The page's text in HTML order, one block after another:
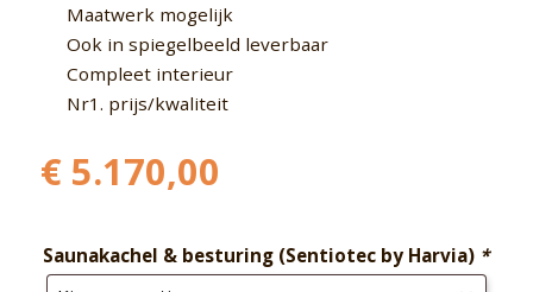
Maatwerk mogelijk
Ook in spiegelbeeld leverbaar
Compleet interieur
Nr1. prijs/kwaliteit
€ 5.170,00
Saunakachel & besturing (Sentiotec by Harvia) *